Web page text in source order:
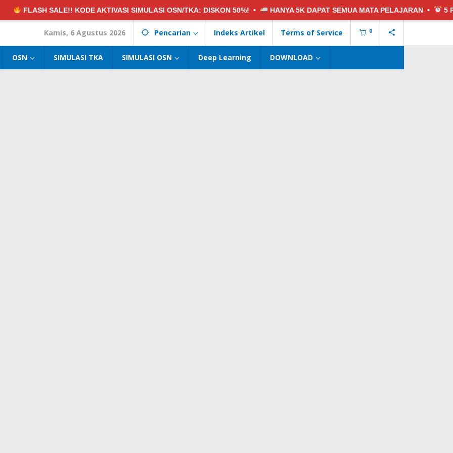
FLASH SALE!! KODE AKTIVASI SIMULASI OSN/TKA:DISKON 50%! • HANYA 5KDAPAT SEMUA MATA PELAJARAN • 5
Kamis, 6 Agustus 2026 Pencarian Indeks Artikel Terms of Service 0
OSN SIMULASI TKA SIMULASI OSN Deep Learning DOWNLOAD